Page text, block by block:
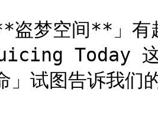
盗梦空间**」有
Today 这
」试图告诉我们